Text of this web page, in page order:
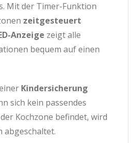
Mit der Timer-Funktion
zeitgesteuert
Anzeige zeigt alle
bequem auf einen
Kindersicherung
sich kein passendes
Kochzone befindet, wird
abgeschaltet.